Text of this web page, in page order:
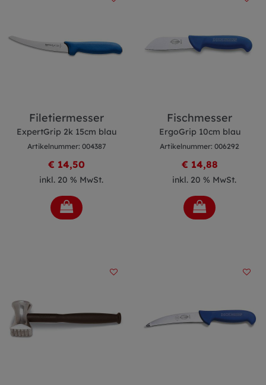
Filetiermesser
ExpertGrip 2k 15cm blau
Artikelnummer: 004387
€ 14,50
inkl. 20 % MwSt.
Fischmesser
ErgoGrip 10cm blau
Artikelnummer: 006292
€ 14,88
inkl. 20 % MwSt.